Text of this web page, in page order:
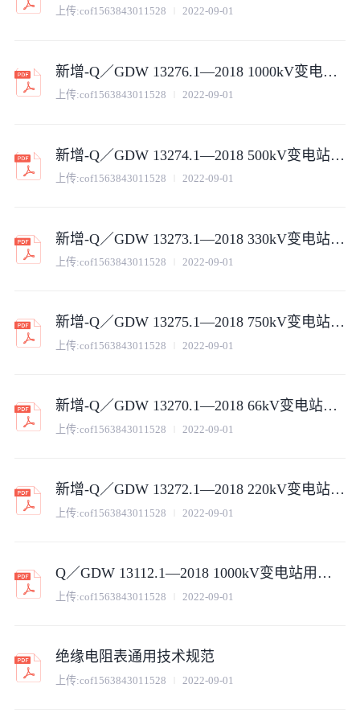
上传:cof1563843011528 2022-09-01
新增-Q／GDW 13276.1—2018 1000kV变电站用棒形支柱复合绝缘子采购标准（第1部分：通用技术规范）V2
上传:cof1563843011528 2022-09-01
新增-Q／GDW 13274.1—2018 500kV变电站用棒形支柱复合绝缘子采购标准（第1部分：通用技术规范）V2
上传:cof1563843011528 2022-09-01
新增-Q／GDW 13273.1—2018 330kV变电站用棒形支柱复合绝缘子采购标准（第1部分：通用技术规范）V2
上传:cof1563843011528 2022-09-01
新增-Q／GDW 13275.1—2018 750kV变电站用棒形支柱复合绝缘子采购标准（第1部分：通用技术规范）V2
上传:cof1563843011528 2022-09-01
新增-Q／GDW 13270.1—2018 66kV变电站用棒形支柱复合绝缘子采购标准（第1部分：通用技术规范）V2
上传:cof1563843011528 2022-09-01
新增-Q／GDW 13272.1—2018 220kV变电站用棒形支柱复合绝缘子采购标准（第1部分：通用技术规范）V2
上传:cof1563843011528 2022-09-01
Q／GDW 13112.1—2018 1000kV变电站用棒形支柱瓷绝缘子采购标准( 第1部分：通用技术规范)V2
上传:cof1563843011528 2022-09-01
绝缘电阻表通用技术规范
上传:cof1563843011528 2022-09-01